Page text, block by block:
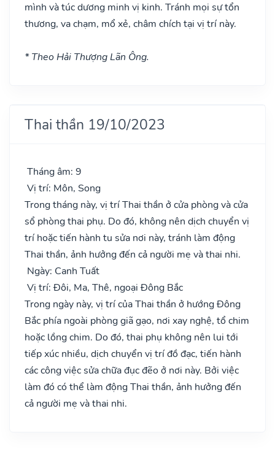
mình và túc dương minh vị kinh. Tránh mọi sự tổn
thương, va chạm, mổ xẻ, châm chích tại vị trí này.
* Theo Hải Thượng Lãn Ông.
Thai thần 19/10/2023
Tháng âm: 9
Vị trí: Môn, Song
Trong tháng này, vị trí Thai thần ở cửa phòng và cửa
sổ phòng thai phụ. Do đó, không nên dịch chuyển vị
trí hoặc tiến hành tu sửa nơi này, tránh làm động
Thai thần, ảnh hưởng đến cả người mẹ và thai nhi.
Ngày: Canh Tuất
Vị trí: Đôi, Ma, Thê, ngoại Đông Bắc
Trong ngày này, vị trí của Thai thần ở hướng Đông
Bắc phía ngoài phòng giã gạo, nơi xay nghệ, tổ chim
hoặc lồng chim. Do đó, thai phụ không nên lui tới
tiếp xúc nhiều, dịch chuyển vị trí đồ đạc, tiến hành
các công việc sửa chữa đục đẽo ở nơi này. Bởi việc
làm đó có thể làm động Thai thần, ảnh hưởng đến
cả người mẹ và thai nhi.